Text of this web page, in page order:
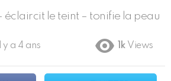
éclaircit le teint – tonifie la peau
y a 4 ans 1k Views